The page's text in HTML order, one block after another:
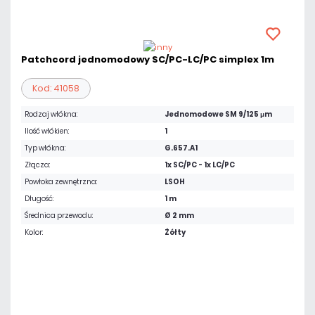
Patchcord jednomodowy SC/PC-LC/PC simplex 1m
Kod: 41058
Rodzaj włókna:
Jednomodowe SM 9/125 μm
Ilość włókien:
1
Typ włókna:
G.657.A1
Złącza:
1x SC/PC - 1x LC/PC
Powłoka zewnętrzna:
LSOH
Długość:
1 m
Średnica przewodu:
Ø 2 mm
Kolor:
Żółty